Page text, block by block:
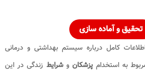
تحقیق و آماده سازی
کامل درباره سیستم بهداشتی و درمانی
به استخدامپزشکانوشرایط زندگی در این